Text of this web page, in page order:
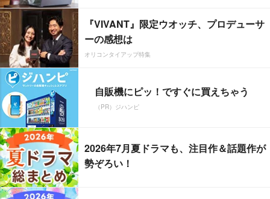
『VIVANT』限定ウオッチ、プロデューサ
ーの感想は
オリコンタイアップ特集
自販機にピッ！ですぐに買えちゃう
（PR）ジハンピ
2026年7月夏ドラマも、注目作＆話題作が
勢ぞろい！